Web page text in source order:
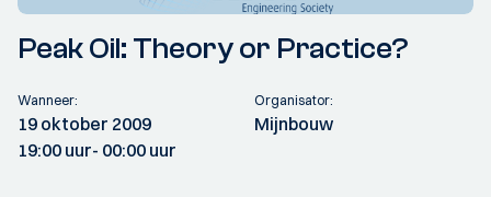
Peak Oil: Theory or Practice?
Wanneer:
19 oktober 2009
19:00 uur- 00:00 uur
Organisator:
Mijnbouw